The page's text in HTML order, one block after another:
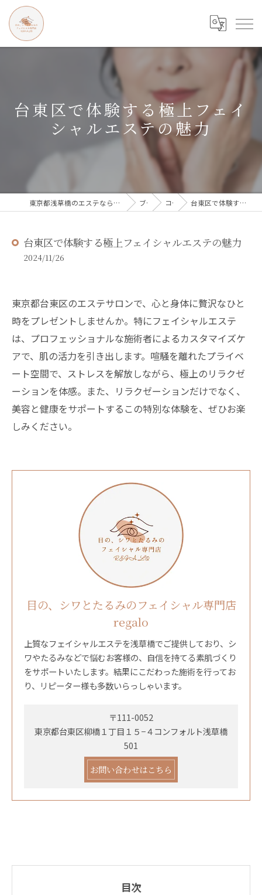
台東区で体験する極上フェイ
シャルエステの魅力
東京都浅草橋のエステなら目の、シワとたるみのフェイシャル専門店 regalo ブログ コラム 台東区で体験する極上フェイシャルエステの魅力
台東区で体験する極上フェイシャルエステの魅力
2024/11/26
東京都台東区のエステサロンで、心と身体に贅沢なひと
時をプレゼントしませんか。特にフェイシャルエステ
は、プロフェッショナルな施術者によるカスタマイズケ
アで、肌の活力を引き出します。喧騒を離れたプライベ
ート空間で、ストレスを解放しながら、極上のリラクゼ
ーションを体感。また、リラクゼーションだけでなく、
美容と健康をサポートするこの特別な体験を、ぜひお楽
しみください。
目の、シワとたるみのフェイシャル専門店
regalo
上質なフェイシャルエステを浅草橋でご提供しており、シ
ワやたるみなどで悩むお客様の、自信を持てる素肌づくり
をサポートいたします。結果にこだわった施術を行ってお
り、リピーター様も多数いらっしゃいます。
〒111-0052
東京都台東区柳橋１丁目１５−４コンフォルト浅草橋
501
お問い合わせはこちら
目次